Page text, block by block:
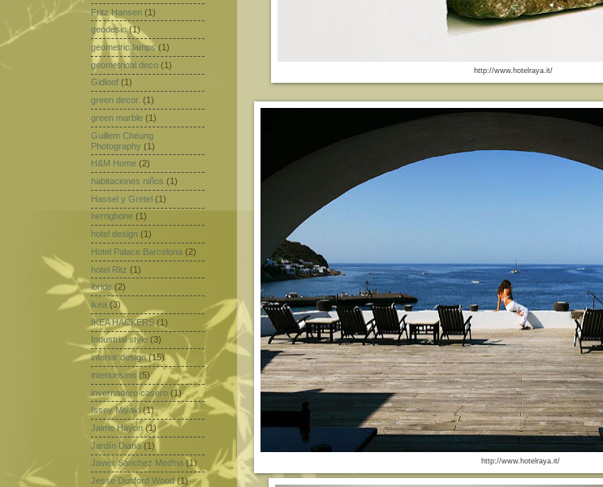
http://www.hotelraya.it/
http://www.hotelraya.it/
Fritz Hansen (1)
geodesic (1)
geometric lamps (1)
geometrical deco (1)
Gidloof (1)
green decor. (1)
green marble (1)
Guillem Cheung
Photography (1)
H&M Home (2)
habitaciones niños (1)
Hassel y Gretel (1)
herrigbone (1)
hotel design (1)
Hotel Palace Barcelona (2)
hotel Ritz (1)
ibride (2)
ikea (3)
IKEA HACKERS (1)
Industrial style (3)
interior design (15)
interiorismo (5)
invernadero casero (1)
Issey Miyaki (1)
Jaime Hayon (1)
Jardín Diana (1)
Javier Sanchez Medina (1)
Jesse Dunford Wood (1)